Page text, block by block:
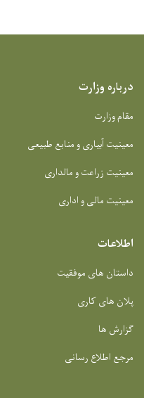
درباره وزارت
مقام وزارت
معینیت آبیاری و منابع طبیعی
معینیت زراعت و مالداری
معینیت مالی و اداری
اطلاعات
داستان های موفقیت
پلان های کاری
گزارش ها
مرجع اطلاع رسانی